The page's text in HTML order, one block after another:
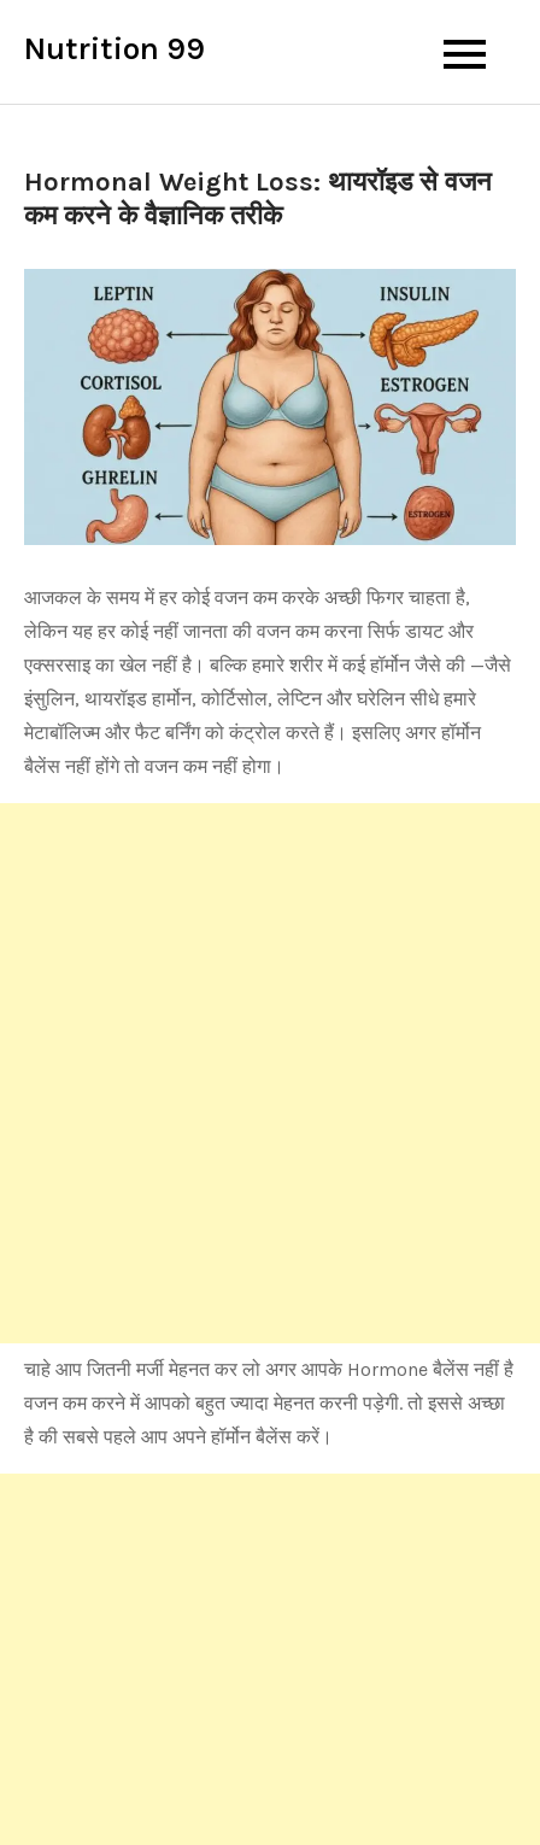
Nutrition 99
Hormonal Weight Loss: थायरॉइड से वजन
कम करने के वैज्ञानिक तरीके
आजकल के समय में हर कोई वजन कम करके अच्छी फिगर चाहता है,
लेकिन यह हर कोई नहीं जानता की वजन कम करना सिर्फ डायट और
एक्सरसाइ का खेल नहीं है। बल्कि हमारे शरीर में कई हॉर्मोन जैसे की —जैसे
इंसुलिन, थायरॉइड हार्मोन, कोर्टिसोल, लेप्टिन और घरेलिन सीधे हमारे
मेटाबॉलिज्म और फैट बर्निंग को कंट्रोल करते हैं। इसलिए अगर हॉर्मोन
बैलेंस नहीं होंगे तो वजन कम नहीं होगा।
चाहे आप जितनी मर्जी मेहनत कर लो अगर आपके Hormone बैलेंस नहीं है
वजन कम करने में आपको बहुत ज्यादा मेहनत करनी पड़ेगी. तो इससे अच्छा
है की सबसे पहले आप अपने हॉर्मोन बैलेंस करें।